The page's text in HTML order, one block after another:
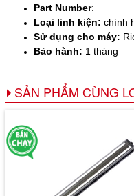
Part Number:
Loại linh kiện: chính
Sử dụng cho máy:
Bảo hành: 1 tháng
SẢN PHẨM CÙNG